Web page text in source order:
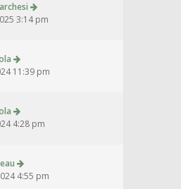
3:14 pm
11:39 pm
4:28 pm
4:55 pm